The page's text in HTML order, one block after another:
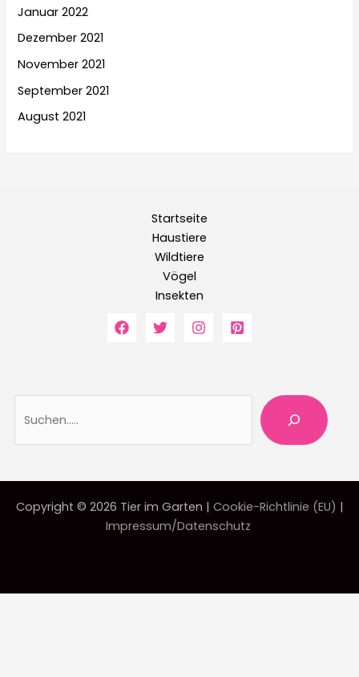
Januar 2022
Dezember 2021
November 2021
September 2021
August 2021
Startseite
Haustiere
Wildtiere
Vögel
Insekten
Copyright © 2026 Tier im Garten | Cookie-Richtlinie (EU) |
Impressum/Datenschutz